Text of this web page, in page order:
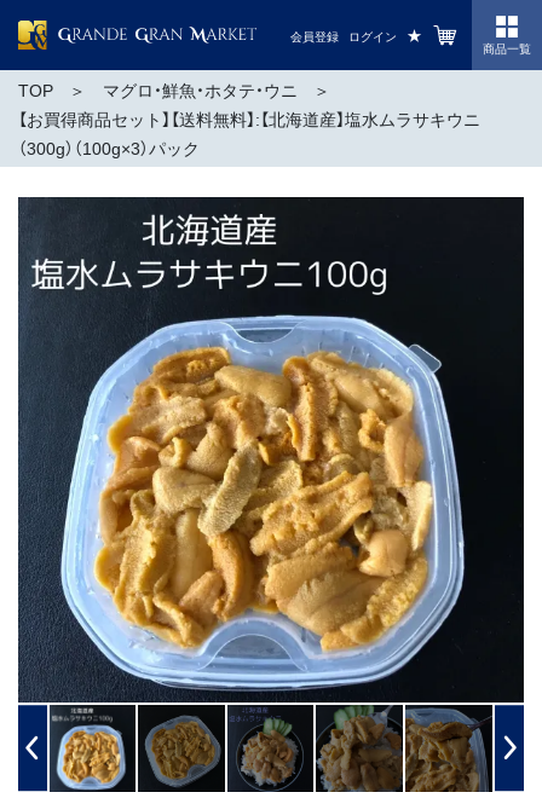
会員登録 ログイン ★
商品一覧
TOP
マグロ・鮮魚・ホタテ・ウニ
【お買得商品セット】【送料無料】:【北海道産】塩水ムラサキウニ
（300g）（100g×3）パック